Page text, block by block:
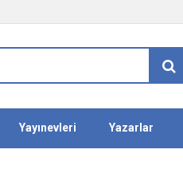
Yayınevleri Yazarlar